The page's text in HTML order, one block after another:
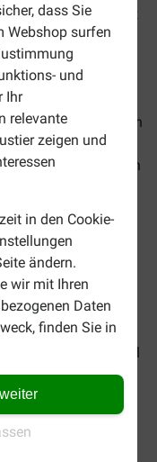
dass Sie
Webshop surfen
und
Ihr
relevante
zeigen und
in den Cookie-
ändern.
wir mit Ihren
Daten
finden Sie in
Hundes. Orijen geht
Natur aus
deuten
und Fisch
an Obst und
von
Obst, Gemüse und
Zutaten werden
Hundefutterlinie
Der wichtigste
liegt in der
sowie der
Bestandteile wie
Knochen, Knorpel
liefern Ihrem Hund
Fette.
jeder